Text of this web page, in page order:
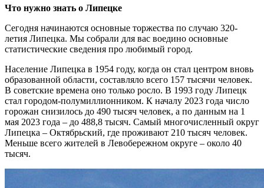
Что нужно знать о Липецке
Сегодня начинаются основные торжества по случаю 320-
летия Липецка. Мы собрали для вас воедино основные
статистические сведения про любимый город.
Население Липецка в 1954 году, когда он стал центром вновь
образованной области, составляло всего 157 тысячи человек.
В советские времена оно только росло. В 1993 году Липецк
стал городом-полумиллионником. К началу 2023 года число
горожан снизилось до 490 тысяч человек, а по данным на 1
мая 2023 года – до 488,8 тысяч. Самый многочисленный округ
Липецка – Октябрьский, где проживают 210 тысяч человек.
Меньше всего жителей в Левобережном округе – около 40
тысяч.